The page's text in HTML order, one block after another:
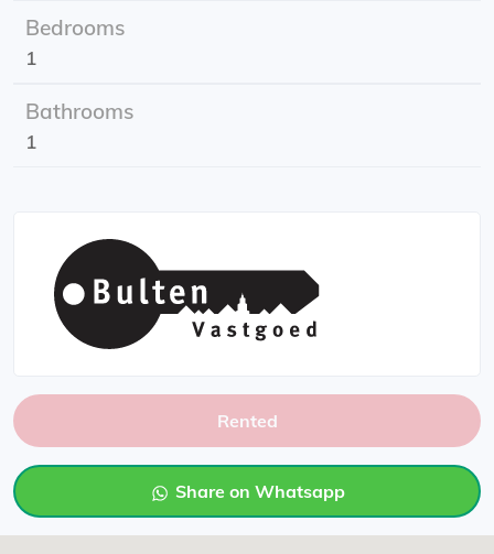
Bedrooms
1
Bathrooms
1
Rented
Share on Whatsapp